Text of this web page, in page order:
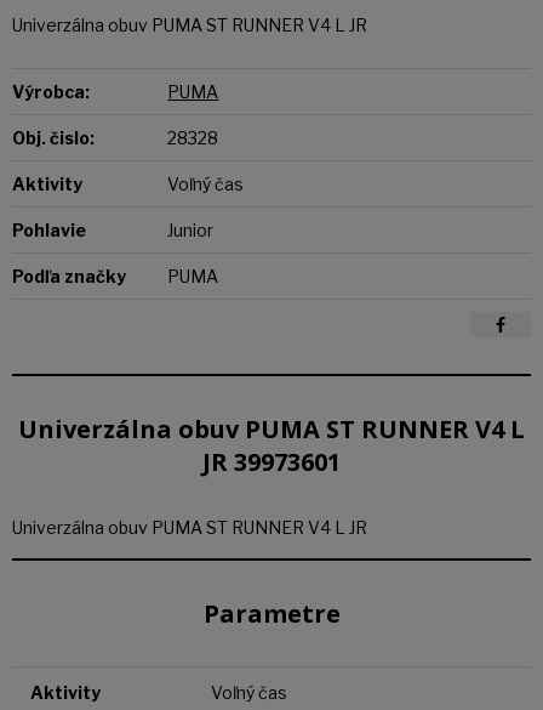
Univerzálna obuv PUMA ST RUNNER V4 L JR
Výrobca: PUMA
Obj. čislo: 28328
Aktivity Voľný čas
Pohlavie Junior
Podľa značky PUMA
Univerzálna obuv PUMA ST RUNNER V4 L
JR 39973601
Univerzálna obuv PUMA ST RUNNER V4 L JR
Parametre
Aktivity Voľný čas